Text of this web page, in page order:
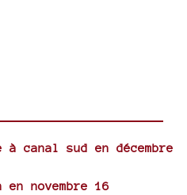
à canal sud en décembre
novembre 16